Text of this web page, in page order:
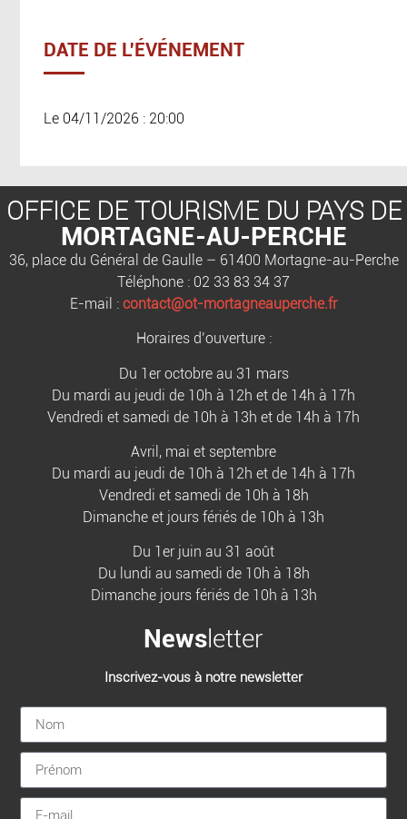
DATE DE L'ÉVÉNEMENT
Le 04/11/2026 : 20:00
OFFICE DE TOURISME DU PAYS DE
MORTAGNE-AU-PERCHE
36, place du Général de Gaulle – 61400 Mortagne-au-Perche
Téléphone : 02 33 83 34 37
E-mail : contact@ot-mortagneauperche.fr
Horaires d’ouverture :
Du 1er octobre au 31 mars
Du mardi au jeudi de 10h à 12h et de 14h à 17h
Vendredi et samedi de 10h à 13h et de 14h à 17h
Avril, mai et septembre
Du mardi au jeudi de 10h à 12h et de 14h à 17h
Vendredi et samedi de 10h à 18h
Dimanche et jours fériés de 10h à 13h
Du 1er juin au 31 août
Du lundi au samedi de 10h à 18h
Dimanche jours fériés de 10h à 13h
Newsletter
Inscrivez-vous à notre newsletter